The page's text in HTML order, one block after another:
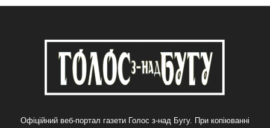
Офіційний веб-портал газети Голос з-над Бугу. При копіюванні